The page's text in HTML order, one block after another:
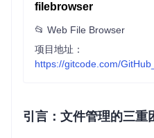
filebrowser
📂 Web File Browser
项目地址：
https://gitcode.com/
引言：文件管理的三重